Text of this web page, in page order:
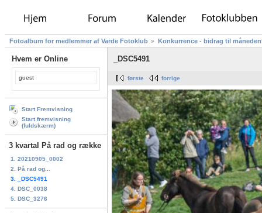
Fotoalbum for medlemmer af Varde Fotoklub Konkurrence - bidrag til
Hvem er Online
guest
Start Fremvisning
Start fremvisning
(fuldskærm)
3 kvartal På rad og række
1. 20210905_0002
2. På rad og...
3. _DSC5491
4. DSC_0038
5. DSC_3276
_DSC5491
første forrige